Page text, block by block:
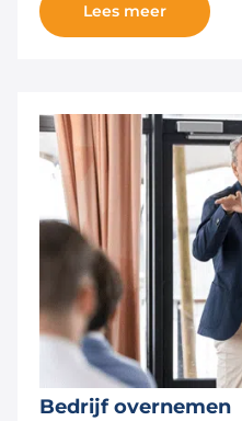
Lees meer
Bedrijf overnemen